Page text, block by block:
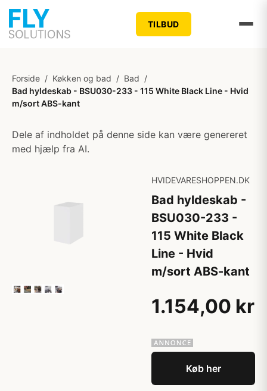
TILBUD
Forside / Køkken og bad / Bad /
Bad hyldeskab - BSU030-233 - 115 White Black Line - Hvid
m/sort ABS-kant
Dele af indholdet på denne side kan være genereret
med hjælp fra AI.
HVIDEVARESHOPPEN.DK
Bad hyldeskab -
BSU030-233 -
115 White Black
Line - Hvid
m/sort ABS-kant
1.154,00 kr
Køb her